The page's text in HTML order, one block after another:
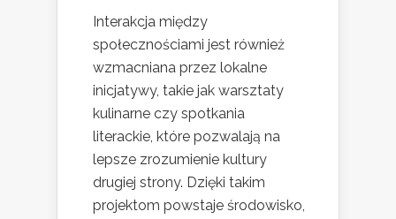
Interakcja między
społecznościami jest również
wzmacniana przez lokalne
inicjatywy, takie jak warsztaty
kulinarne czy spotkania
literackie, które pozwalają na
lepsze zrozumienie kultury
drugiej strony. Dzięki takim
projektom powstaje środowisko,